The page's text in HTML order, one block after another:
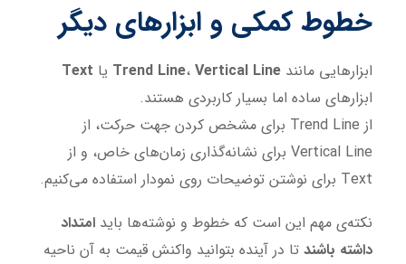
خطوط کمکی و ابزارهای دیگر
ابزارهایی مانند Trend Line، Vertical Line یا Text
ابزارهای ساده اما بسیار کاربردی هستند.
از Trend Line برای مشخص کردن جهت حرکت، از
Vertical Line برای نشانه‌گذاری زمان‌های خاص، و از
Text برای نوشتن توضیحات روی نمودار استفاده می‌کنیم.
نکته‌ی مهم این است که خطوط و نوشته‌ها بایدامتداد
داشته باشند تا در آینده بتوانید واکنش قیمت به آن ناحیه